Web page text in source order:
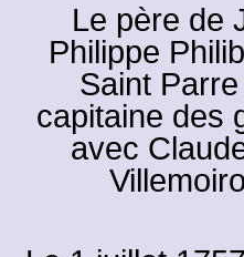
Le père de
Philippe
Saint
capitaine des
avec